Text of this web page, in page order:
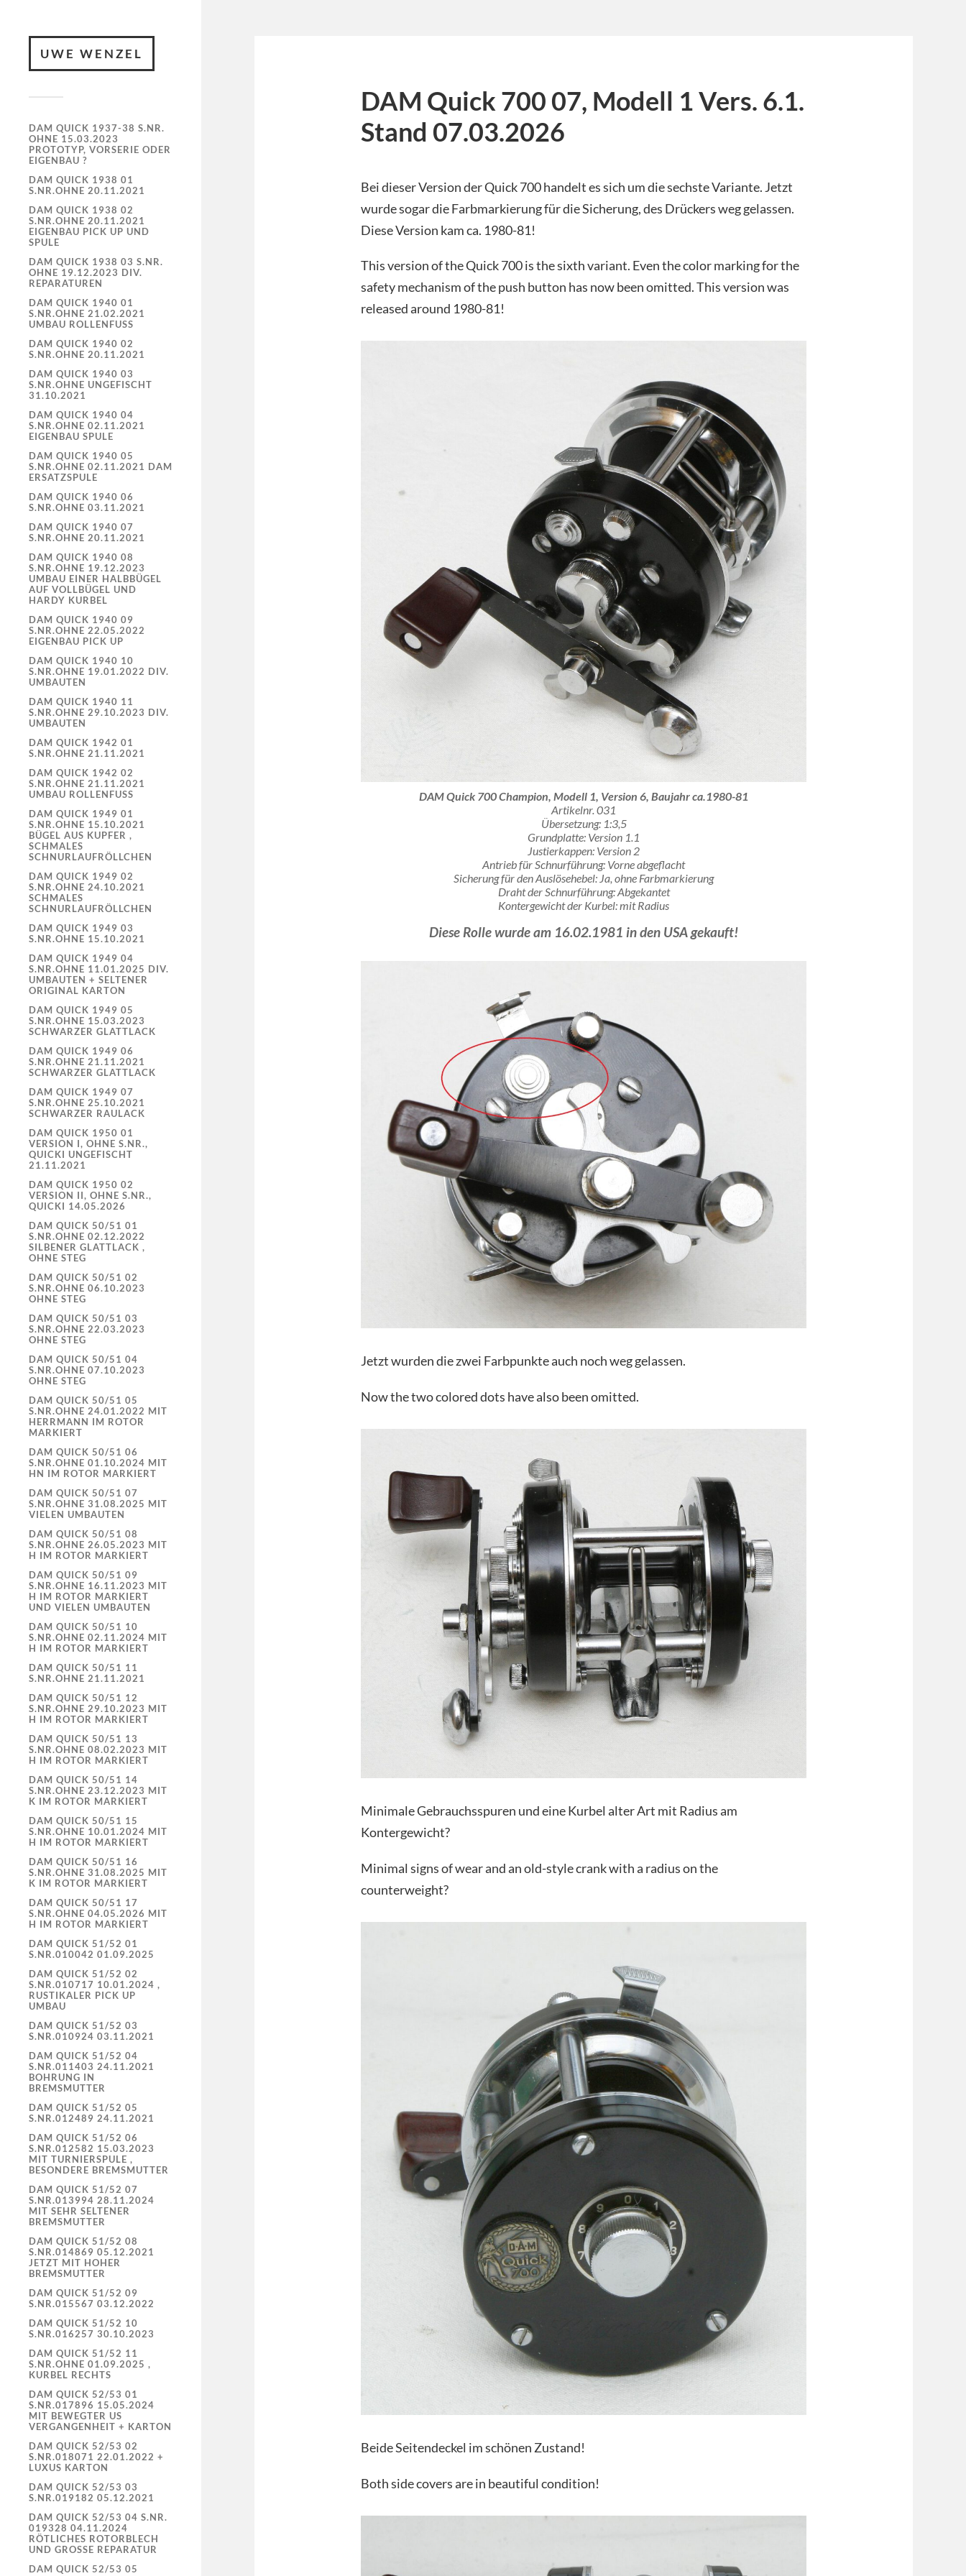
UWE WENZEL
DAM QUICK 1937-38 S.NR.
OHNE 15.03.2023
PROTOTYP, VORSERIE ODER
EIGENBAU ?
DAM QUICK 1938 01
S.NR.OHNE 20.11.2021
DAM QUICK 1938 02
S.NR.OHNE 20.11.2021
EIGENBAU PICK UP UND
SPULE
DAM QUICK 1938 03 S.NR.
OHNE 19.12.2023 DIV.
REPARATUREN
DAM QUICK 1940 01
S.NR.OHNE 21.02.2021
UMBAU ROLLENFUSS
DAM QUICK 1940 02
S.NR.OHNE 20.11.2021
DAM QUICK 1940 03
S.NR.OHNE UNGEFISCHT
31.10.2021
DAM QUICK 1940 04
S.NR.OHNE 02.11.2021
EIGENBAU SPULE
DAM QUICK 1940 05
S.NR.OHNE 02.11.2021 DAM
ERSATZSPULE
DAM QUICK 1940 06
S.NR.OHNE 03.11.2021
DAM QUICK 1940 07
S.NR.OHNE 20.11.2021
DAM QUICK 1940 08
S.NR.OHNE 19.12.2023
UMBAU EINER HALBBÜGEL
AUF VOLLBÜGEL UND
HARDY KURBEL
DAM QUICK 1940 09
S.NR.OHNE 22.05.2022
EIGENBAU PICK UP
DAM QUICK 1940 10
S.NR.OHNE 19.01.2022 DIV.
UMBAUTEN
DAM QUICK 1940 11
S.NR.OHNE 29.10.2023 DIV.
UMBAUTEN
DAM QUICK 1942 01
S.NR.OHNE 21.11.2021
DAM QUICK 1942 02
S.NR.OHNE 21.11.2021
UMBAU ROLLENFUSS
DAM QUICK 1949 01
S.NR.OHNE 15.10.2021
BÜGEL AUS KUPFER ,
SCHMALES
SCHNURLAUFRÖLLCHEN
DAM QUICK 1949 02
S.NR.OHNE 24.10.2021
SCHMALES
SCHNURLAUFRÖLLCHEN
DAM QUICK 1949 03
S.NR.OHNE 15.10.2021
DAM QUICK 1949 04
S.NR.OHNE 11.01.2025 DIV.
UMBAUTEN + SELTENER
ORIGINAL KARTON
DAM QUICK 1949 05
S.NR.OHNE 15.03.2023
SCHWARZER GLATTLACK
DAM QUICK 1949 06
S.NR.OHNE 21.11.2021
SCHWARZER GLATTLACK
DAM QUICK 1949 07
S.NR.OHNE 25.10.2021
SCHWARZER RAULACK
DAM QUICK 1950 01
VERSION I, OHNE S.NR.,
QUICKI UNGEFISCHT
21.11.2021
DAM QUICK 1950 02
VERSION II, OHNE S.NR.,
QUICKI 14.05.2026
DAM QUICK 50/51 01
S.NR.OHNE 02.12.2022
SILBENER GLATTLACK ,
OHNE STEG
DAM QUICK 50/51 02
S.NR.OHNE 06.10.2023
OHNE STEG
DAM QUICK 50/51 03
S.NR.OHNE 22.03.2023
OHNE STEG
DAM QUICK 50/51 04
S.NR.OHNE 07.10.2023
OHNE STEG
DAM QUICK 50/51 05
S.NR.OHNE 24.01.2022 MIT
HERRMANN IM ROTOR
MARKIERT
DAM QUICK 50/51 06
S.NR.OHNE 01.10.2024 MIT
HN IM ROTOR MARKIERT
DAM QUICK 50/51 07
S.NR.OHNE 31.08.2025 MIT
VIELEN UMBAUTEN
DAM QUICK 50/51 08
S.NR.OHNE 26.05.2023 MIT
H IM ROTOR MARKIERT
DAM QUICK 50/51 09
S.NR.OHNE 16.11.2023 MIT
H IM ROTOR MARKIERT
UND VIELEN UMBAUTEN
DAM QUICK 50/51 10
S.NR.OHNE 02.11.2024 MIT
H IM ROTOR MARKIERT
DAM QUICK 50/51 11
S.NR.OHNE 21.11.2021
DAM QUICK 50/51 12
S.NR.OHNE 29.10.2023 MIT
H IM ROTOR MARKIERT
DAM QUICK 50/51 13
S.NR.OHNE 08.02.2023 MIT
H IM ROTOR MARKIERT
DAM QUICK 50/51 14
S.NR.OHNE 23.12.2023 MIT
K IM ROTOR MARKIERT
DAM QUICK 50/51 15
S.NR.OHNE 10.01.2024 MIT
H IM ROTOR MARKIERT
DAM QUICK 50/51 16
S.NR.OHNE 31.08.2025 MIT
K IM ROTOR MARKIERT
DAM QUICK 50/51 17
S.NR.OHNE 04.05.2026 MIT
H IM ROTOR MARKIERT
DAM QUICK 51/52 01
S.NR.010042 01.09.2025
DAM QUICK 51/52 02
S.NR.010717 10.01.2024 ,
RUSTIKALER PICK UP
UMBAU
DAM QUICK 51/52 03
S.NR.010924 03.11.2021
DAM QUICK 51/52 04
S.NR.011403 24.11.2021
BOHRUNG IN
BREMSMUTTER
DAM QUICK 51/52 05
S.NR.012489 24.11.2021
DAM QUICK 51/52 06
S.NR.012582 15.03.2023
MIT TURNIERSPULE ,
BESONDERE BREMSMUTTER
DAM QUICK 51/52 07
S.NR.013994 28.11.2024
MIT SEHR SELTENER
BREMSMUTTER
DAM QUICK 51/52 08
S.NR.014869 05.12.2021
JETZT MIT HOHER
BREMSMUTTER
DAM QUICK 51/52 09
S.NR.015567 03.12.2022
DAM QUICK 51/52 10
S.NR.016257 30.10.2023
DAM QUICK 51/52 11
S.NR.OHNE 01.09.2025 ,
KURBEL RECHTS
DAM QUICK 52/53 01
S.NR.017896 15.05.2024
MIT BEWEGTER US
VERGANGENHEIT + KARTON
DAM QUICK 52/53 02
S.NR.018071 22.01.2022 +
LUXUS KARTON
DAM QUICK 52/53 03
S.NR.019182 05.12.2021
DAM QUICK 52/53 04 S.NR.
019328 04.11.2024
RÖTLICHES ROTORBLECH
UND GROSSE REPARATUR
DAM QUICK 52/53 05
DAM Quick 700 07, Modell 1 Vers. 6.1.
Stand 07.03.2026
Bei dieser Version der Quick 700 handelt es sich um die sechste Variante. Jetzt
wurde sogar die Farbmarkierung für die Sicherung, des Drückers weg gelassen.
Diese Version kam ca. 1980-81!
This version of the Quick 700 is the sixth variant. Even the color marking for the
safety mechanism of the push button has now been omitted. This version was
released around 1980-81!
DAM Quick 700 Champion, Modell 1, Version 6, Baujahr ca.1980-81
Artikelnr. 031
Übersetzung: 1:3,5
Grundplatte: Version 1.1
Justierkappen: Version 2
Antrieb für Schnurführung: Vorne abgeflacht
Sicherung für den Auslösehebel: Ja, ohne Farbmarkierung
Draht der Schnurführung: Abgekantet
Kontergewicht der Kurbel: mit Radius
Diese Rolle wurde am 16.02.1981 in den USA gekauft!
Jetzt wurden die zwei Farbpunkte auch noch weg gelassen.
Now the two colored dots have also been omitted.
Minimale Gebrauchsspuren und eine Kurbel alter Art mit Radius am
Kontergewicht?
Minimal signs of wear and an old-style crank with a radius on the
counterweight?
Beide Seitendeckel im schönen Zustand!
Both side covers are in beautiful condition!